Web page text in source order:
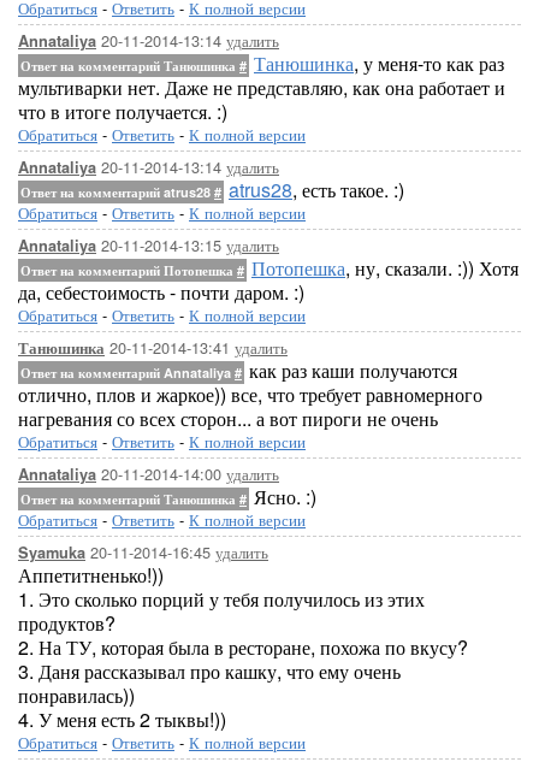
Обратиться - Ответить - К полной версии
Annataliya 20-11-2014-13:14 удалить
Ответ на комментарий Танюшинка # Танюшинка, у меня-то как раз
мультиварки нет. Даже не представляю, как она работает и
что в итоге получается. :)
Обратиться - Ответить - К полной версии
Annataliya 20-11-2014-13:14 удалить
Ответ на комментарий atrus28 # atrus28, есть такое. :)
Обратиться - Ответить - К полной версии
Annataliya 20-11-2014-13:15 удалить
Ответ на комментарий Потопешка # Потопешка, ну, сказали. :)) Хотя
да, себестоимость - почти даром. :)
Обратиться - Ответить - К полной версии
Танюшинка 20-11-2014-13:41 удалить
Ответ на комментарий Annataliya # как раз каши получаются
отлично, плов и жаркое)) все, что требует равномерного
нагревания со всех сторон... а вот пироги не очень
Обратиться - Ответить - К полной версии
Annataliya 20-11-2014-14:00 удалить
Ответ на комментарий Танюшинка # Ясно. :)
Обратиться - Ответить - К полной версии
Syamuka 20-11-2014-16:45 удалить
Аппетитненько!))
1. Это сколько порций у тебя получилось из этих
продуктов?
2. На ТУ, которая была в ресторане, похожа по вкусу?
3. Даня рассказывал про кашку, что ему очень
понравилась))
4. У меня есть 2 тыквы!))
Обратиться - Ответить - К полной версии